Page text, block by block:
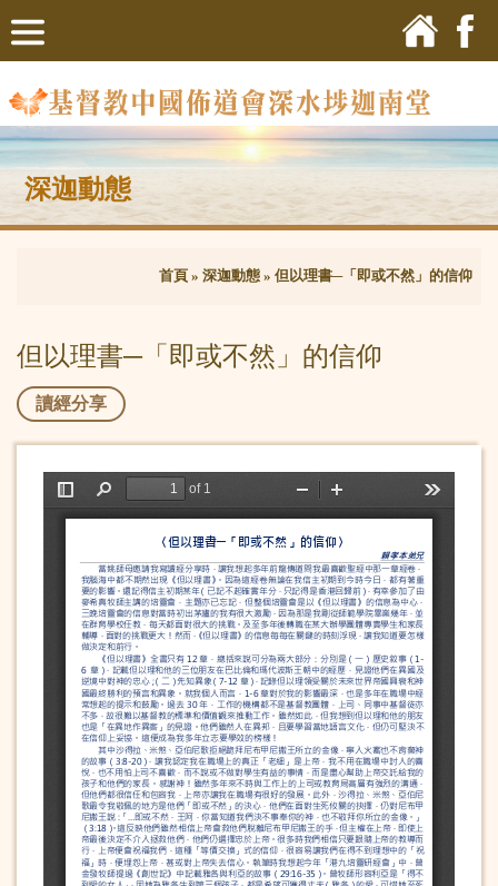
深迦動態
首頁 » 深迦動態 » 但以理書─「即或不然」的信仰
但以理書─「即或不然」的信仰
讀經分享